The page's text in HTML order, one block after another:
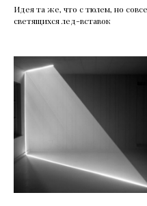
Идея та же, что с тюлем, но
светящихся лед-вставок